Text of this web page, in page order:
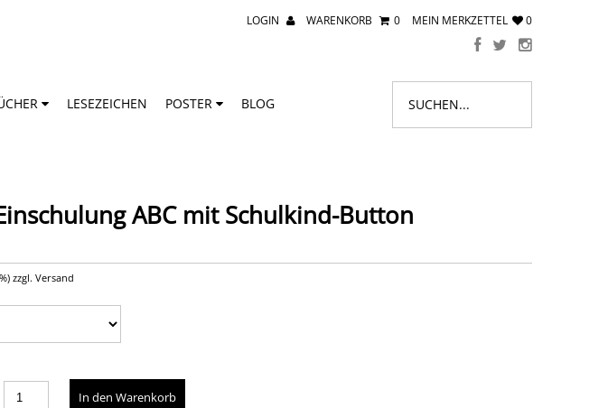
LOGIN WARENKORB 0 MEIN MERKZETTEL 0
LESEZEICHEN POSTER BLOG
ABC mit Schulkind-Button
) zzgl. Versand